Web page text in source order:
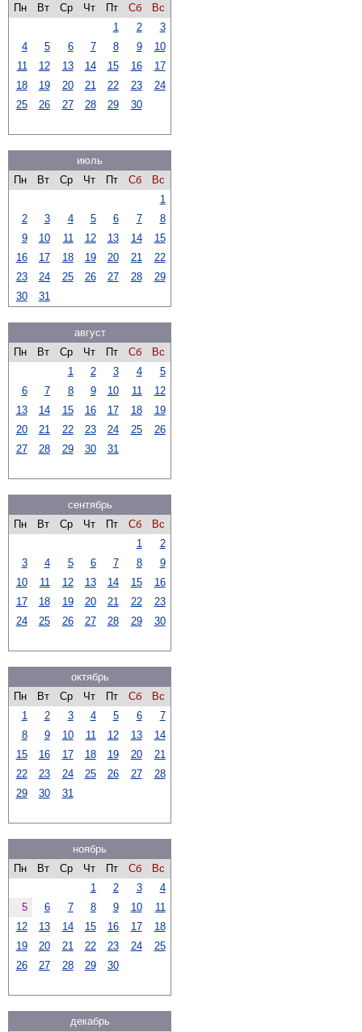
Пн
Вт Ср Чт Пт Сб
Вс
1
2
3
4
5 6 7 8 9
10
11
12 13 14 15 16
17
18
19 20 21 22 23
24
25
26 27 28 29 30
июль
Пн
Вт Ср Чт Пт Сб
Вс
1
2
3 4 5 6 7
8
9
10 11 12 13 14
15
16
17 18 19 20 21
22
23
24 25 26 27 28
29
30
31
август
Пн
Вт Ср Чт Пт Сб
Вс
1
2 3 4
5
6
7 8 9 10 11
12
13
14 15 16 17 18
19
20
21 22 23 24 25
26
27
28 29 30 31
сентябрь
Пн
Вт Ср Чт Пт Сб
Вс
1
2
3
4 5 6 7 8
9
10
11 12 13 14 15
16
17
18 19 20 21 22
23
24
25 26 27 28 29 30
октябрь
Пн
Вт Ср Чт Пт Сб
Вс
1
2 3 4 5 6
7
8
9 10 11 12 13
14
15
16 17 18 19 20
21
22
23 24 25 26 27
28
29
30 31
ноябрь
Пн
Вт Ср Чт Пт Сб
Вс
1
2 3
4
5
6 7 8 9 10
11
12
13 14 15 16 17
18
19
20 21 22 23 24
25
26
27 28 29 30
декабрь